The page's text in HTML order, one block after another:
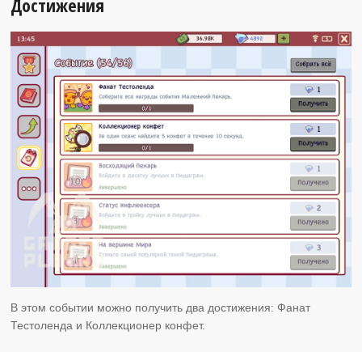
В этом событии можно получить два достижения: Фанат
Тестоленда и Коллекционер конфет.